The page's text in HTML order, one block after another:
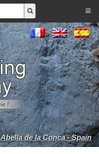
Abella de la Conca - Spain